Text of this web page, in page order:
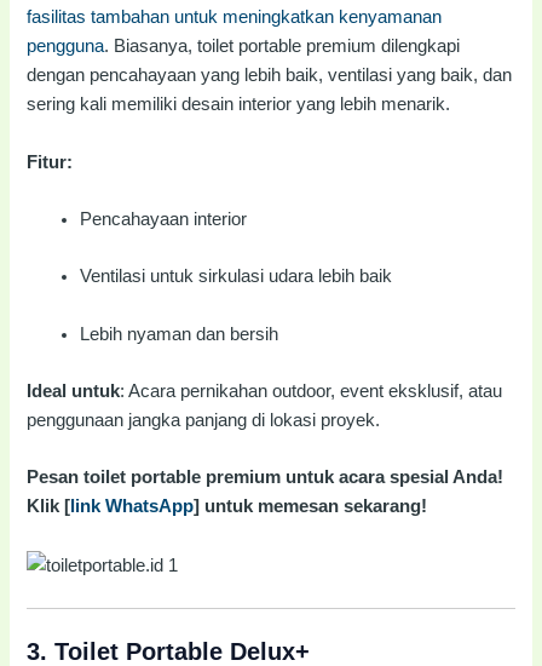
fasilitas tambahan untuk meningkatkan kenyamanan
pengguna. Biasanya, toilet portable premium dilengkapi
dengan pencahayaan yang lebih baik, ventilasi yang baik, dan
sering kali memiliki desain interior yang lebih menarik.
Fitur:
Pencahayaan interior
Ventilasi untuk sirkulasi udara lebih baik
Lebih nyaman dan bersih
Ideal untuk: Acara pernikahan outdoor, event eksklusif, atau
penggunaan jangka panjang di lokasi proyek.
Pesan toilet portable premium untuk acara spesial Anda!
Klik [ link WhatsApp] untuk memesan sekarang!
3.Toilet Portable Delux+